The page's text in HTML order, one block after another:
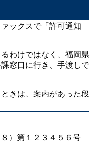
ックスで「許可通知
わけではなく、福岡県
窓口に行き、手渡しで
きは、案内があった段
）第１２３４５６号